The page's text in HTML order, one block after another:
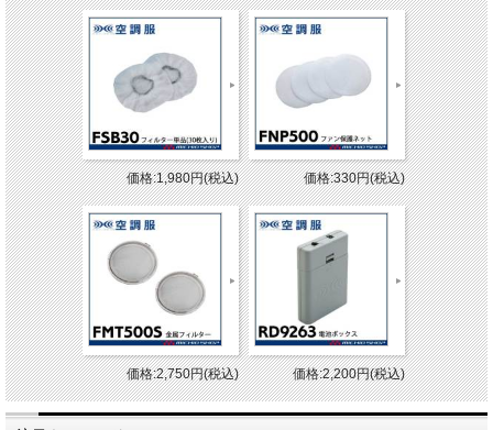
価格:1,980円(税込) 価格:330円(税込)
価格:2,750円(税込) 価格:2,200円(税込)